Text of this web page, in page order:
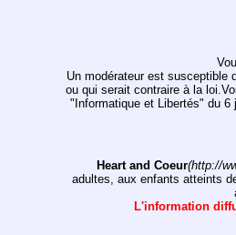
Un modérateur est susceptible
ou qui serait contraire à la
"Informatique et Libertés" du
Heart and Coeur(http://
adultes, aux enfants atteints
L'information